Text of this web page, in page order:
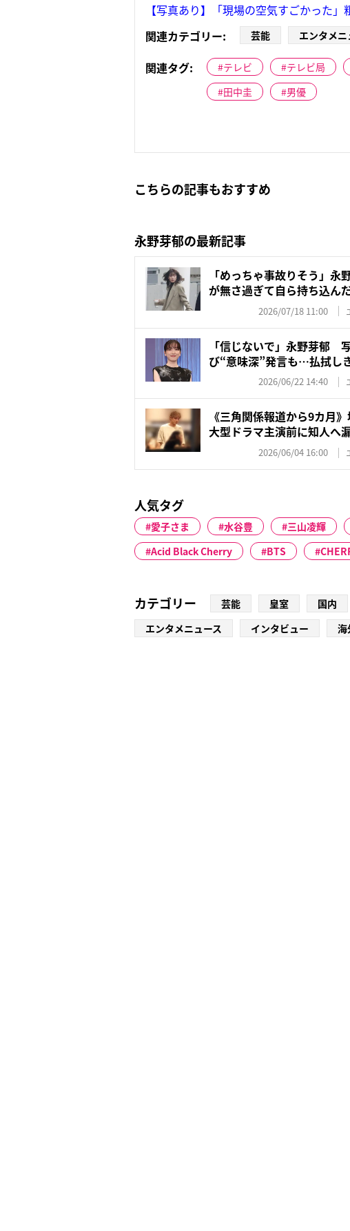
【写真あり】「現場の空気すごかった
関連カテゴリー:
芸能 エンタメニ
関連タグ: テレビ テレビ局
田中圭
男優
こちらの記事もおすすめ
永野芽郁の最新記事
「めっちゃ事故りそう」
が無さ過ぎて自ら持ち込ん
2026/07/18 11:00
「信じないで」永野芽郁
び“意味深”発言も…払拭し
2026/06/22 14:40
《三角関係報道から9カ月
大型ドラマ主演前に知人へ
2026/06/04 16:00
人気タグ
愛子さま 水谷豊 三山凌輝
Acid Black Cherry
BTS
カテゴリー 芸能 皇室 国内
エンタメニュース
インタビュー 海